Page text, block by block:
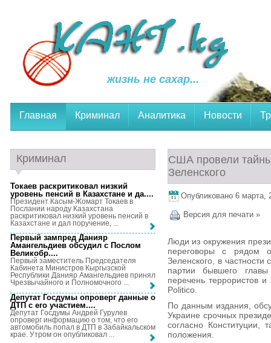
жизнь не сахар...
Главная Криминал Аналитика Новости
США провели
Зеленского
Опубликовано 6 марта,
Версия для печати »
Люди из окружения
переговоры с рядом
Зеленского, в
партии бывшего
перечень террористов
Politico.
По данным издания,
Украине срочных
согласно Конституции,
положения.
Криминал
Токаев раскритиковал низкий
уровень пенсий в Казахстане и да....
Президент Касым-Жомарт Токаев в
Послании народу Казахстана
раскритиковал низкий уровень пенсий в
Казахстане и дал поручение, ...
Первый зампред Данияр
Амангельдиев обсудил с Послом
Великобр....
Первый заместитель Председателя
Кабинета Министров Кыргызской
Республики Данияр Амангельдиев принял
Чрезвычайного и Полномочного ...
Депутат Госдумы опроверг данные о
ДТП с его участием....
Депутат Госдумы Андрей Гурулев
опроверг информацию о том, что его
автомобиль попал в ДТП в Забайкальском
крае. Утром он опубликовал ...